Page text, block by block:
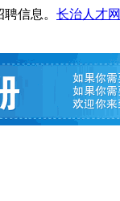
信息。 长治人才网